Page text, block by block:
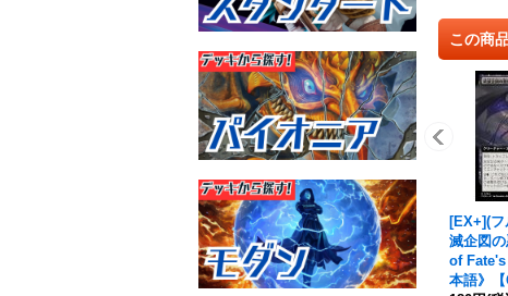
この商
[EX+](フ
滅企図
of
本語》【